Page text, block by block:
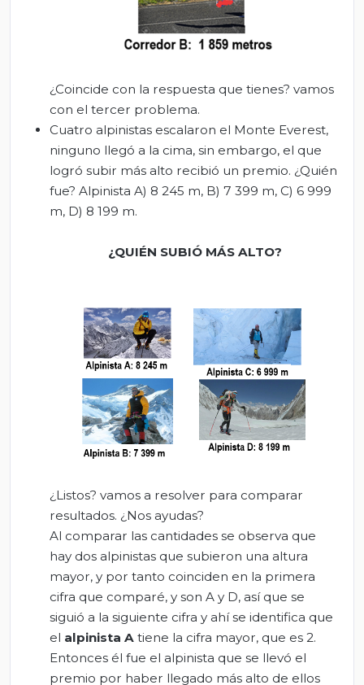
¿Coincide con la respuesta que tienes? vamos
con el tercer problema.
Cuatro alpinistas escalaron el Monte Everest,
ninguno llegó a la cima, sin embargo, el que
logró subir más alto recibió un premio. ¿Quién
fue? Alpinista A) 8 245 m, B) 7 399 m, C) 6 999
m, D) 8 199 m.
¿QUIÉN SUBIÓ MÁS ALTO?
¿Listos? vamos a resolver para comparar
resultados. ¿Nos ayudas?
Al comparar las cantidades se observa que
hay dos alpinistas que subieron una altura
mayor, y por tanto coinciden en la primera
cifra que comparé, y son A y D, así que se
siguió a la siguiente cifra y ahí se identifica que
el alpinista A tiene la cifra mayor, que es 2.
Entonces él fue el alpinista que se llevó el
premio por haber llegado más alto de ellos